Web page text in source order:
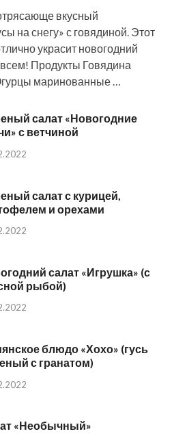
вкусный
на снегу» с говядиной. Этот
украсит новогодний
Продукты Говядина
маринованные …
салат «Новогодние
с ветчиной
салат с курицей,
и орехами
салат «Игрушка» (с
рыбой)
блюдо «Хохо» (гусь
с гранатом)
«Необычный»